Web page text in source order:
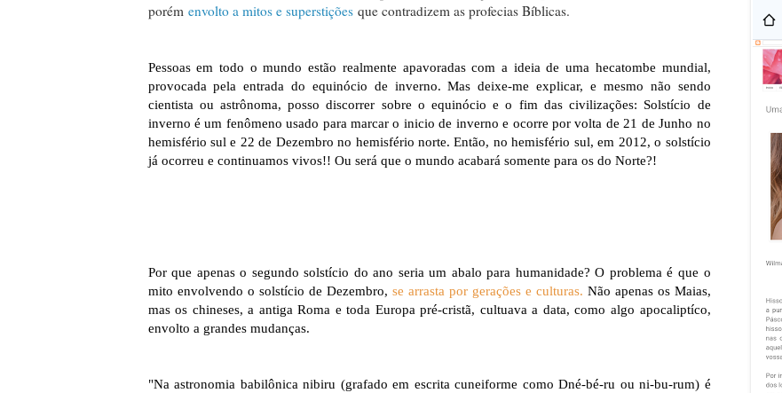
porém envolto a mitos e superstiçõesque contradizem as profecias Bíblicas.
Pessoas em todo o mundo estão realmente apavoradas com a ideia de uma hecatombe mundial,
provocada pela entrada do equinócio de inverno. Mas deixe-me explicar, e mesmo não sendo
cientista ou astrônoma, posso discorrer sobre o equinócio e o fim das civilizações: Solstício de
inverno é um fenômeno usado para marcar o inicio de inverno e ocorre por volta de 21 de Junho no
hemisfério sul e 22 de Dezembro no hemisfério norte. Então, no hemisfério sul, em 2012, o solstício
já ocorreu e continuamos vivos!! Ou será que o mundo acabará somente para os do Norte?!
Por que apenas o segundo solstício do ano seria um abalo para humanidade? O problema é que o
mito envolvendo o solstício de Dezembro, se arrasta por gerações e culturas. Não apenas os Maias,
mas os chineses, a antiga Roma e toda Europa pré-cristã, cultuava a data, como algo apocaliptíco,
envolto a grandes mudanças.
"Na astronomia babilônica nibiru (grafado em escrita cuneiforme como Dné-bé-ru ou ni-bu-rum) é